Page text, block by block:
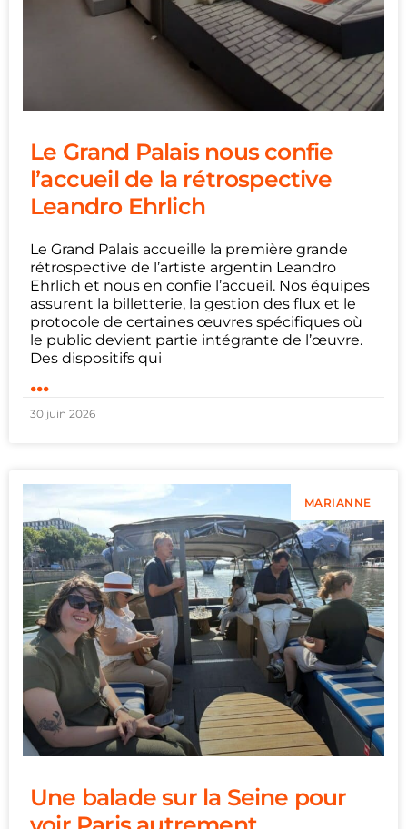
Le Grand Palais nous confie
l’accueil de la rétrospective
Leandro Ehrlich
Le Grand Palais accueille la première grande
rétrospective de l’artiste argentin Leandro
Ehrlich et nous en confie l’accueil. Nos équipes
assurent la billetterie, la gestion des flux et le
protocole de certaines œuvres spécifiques où
le public devient partie intégrante de l’œuvre.
Des dispositifs qui
...
30 juin 2026
MARIANNE
Une balade sur la Seine pour